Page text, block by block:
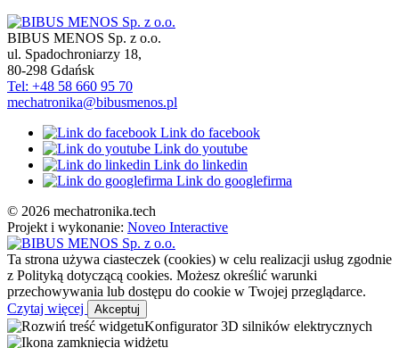
BIBUS MENOS Sp. z o.o.
ul. Spadochroniarzy 18,
80-298 Gdańsk
Tel: +48 58 660 95 70
mechatronika@bibusmenos.pl
Link do facebook
Link do youtube
Link do linkedin
Link do googlefirma
© 2026 mechatronika.tech
Projekt i wykonanie: Noveo Interactive
Ta strona używa ciasteczek (cookies) w celu realizacji usług zgodnie
z Polityką dotyczącą cookies. Możesz określić warunki
przechowywania lub dostępu do cookie w Twojej przeglądarce.
Czytaj więcej
Akceptuj
Konfigurator 3D silników elektrycznych